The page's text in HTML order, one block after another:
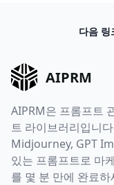
다음 링
AIPRM
AIPRM은 프롬프트
트 라이브러리입니
Midjourney, GPT
있는 프롬프트로 마
를 몇 분 만에 완료하